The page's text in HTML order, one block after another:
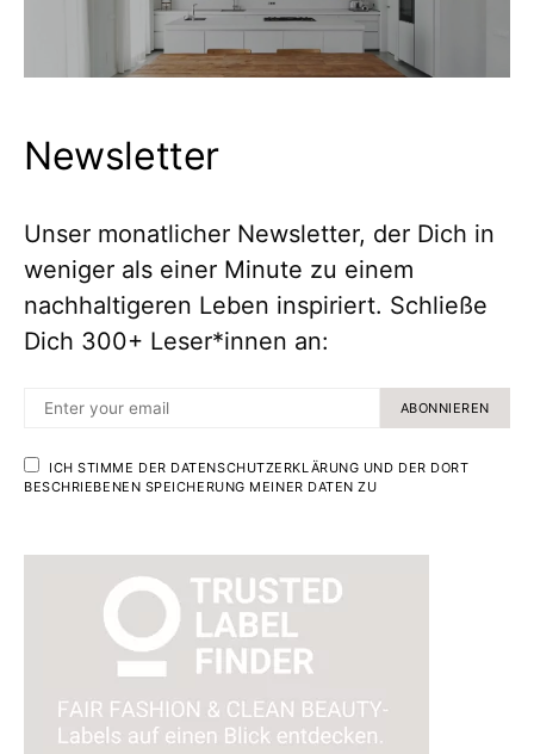
Newsletter
Unser monatlicher Newsletter, der Dich in
weniger als einer Minute zu einem
nachhaltigeren Leben inspiriert. Schließe
Dich 300+ Leser*innen an:
ABONNIEREN
ICH STIMME DER DATENSCHUTZERKLÄRUNG UND DER DORT
BESCHRIEBENEN SPEICHERUNG MEINER DATEN ZU